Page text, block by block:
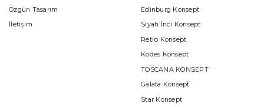
Özgün Tasarım
İletişim
Edinburg Konsept
Siyah İnci Konsept
Retro Konsept
Kodes Konsept
TOSCANA KONSEPT
Galata Konsept
Star Konsept